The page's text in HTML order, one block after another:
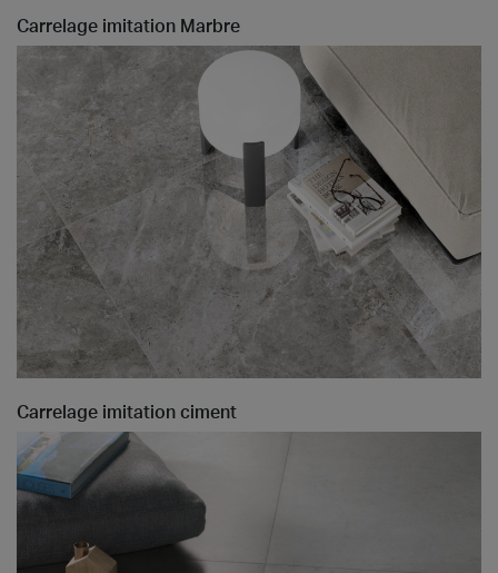
Carrelage imitation Marbre
Carrelage imitation ciment